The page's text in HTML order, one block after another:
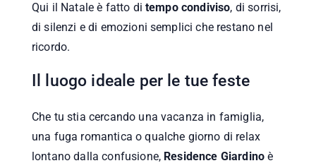
Qui il Natale è fatto di tempo condiviso, di sorrisi,
di silenzi e di emozioni semplici che restano nel
ricordo.
Il luogo ideale per le tue feste
Che tu stia cercando una vacanza in famiglia,
una fuga romantica o qualche giorno di relax
lontano dalla confusione, Residence Giardino è